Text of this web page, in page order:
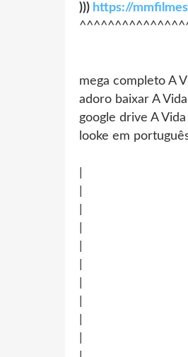
))) https://
mega completo A
adoro baixar A
google drive A
looke em